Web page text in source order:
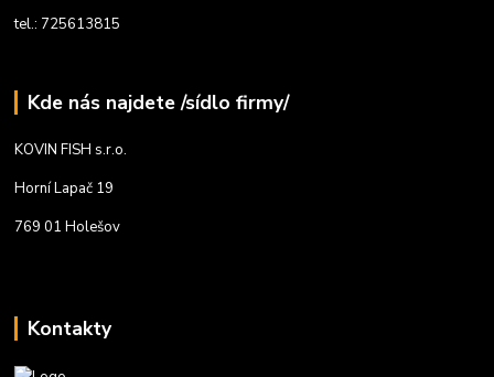
tel.: 725613815
Kde nás najdete /sídlo firmy/
KOVIN FISH s.r.o.
Horní Lapač 19
769 01 Holešov
Kontakty